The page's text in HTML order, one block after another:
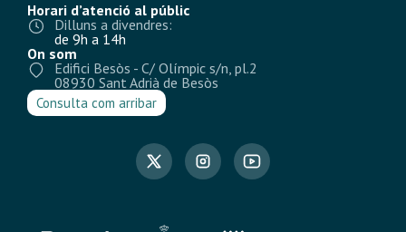
Horari d’atenció al públic
Dilluns a divendres:
de 9h a 14h
On som
Edifici Besòs - C/ Olímpic s/n, pl.2
08930 Sant Adrià de Besòs
Consulta com arribar